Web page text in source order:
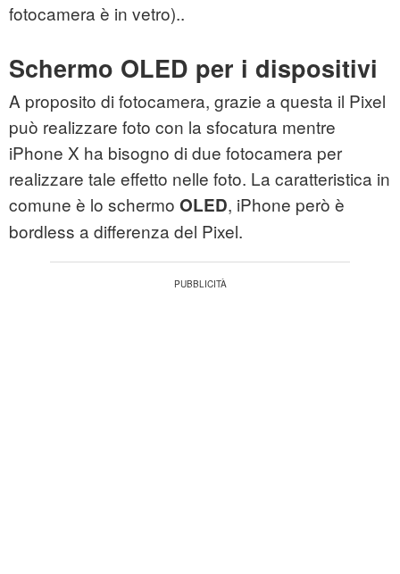
fotocamera è in vetro)..
Schermo OLED per i dispositivi
A proposito di fotocamera, grazie a questa il Pixel
può realizzare foto con la sfocatura mentre
iPhone X ha bisogno di due fotocamera per
realizzare tale effetto nelle foto. La caratteristica in
comune è lo schermo OLED, iPhone però è
bordless a differenza del Pixel.